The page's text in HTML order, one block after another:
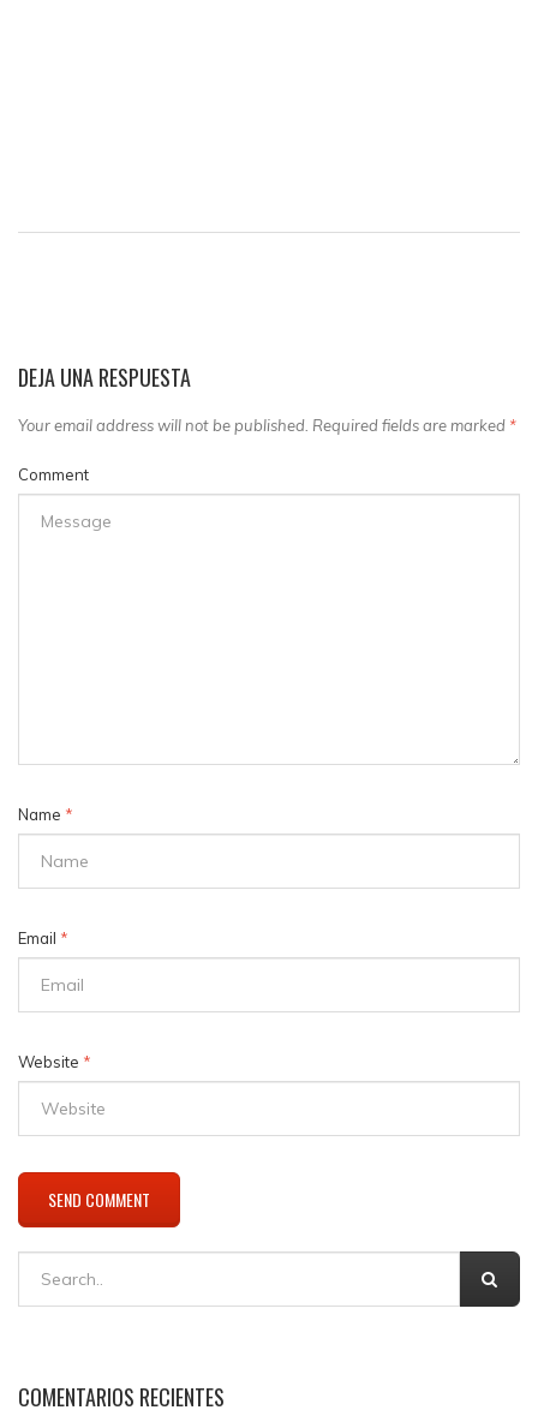
DEJA UNA RESPUESTA
Your email address will not be published. Required fields are marked *
Comment
Name *
Email *
Website *
COMENTARIOS RECIENTES